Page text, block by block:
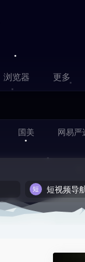
浏览器 更多
国美 网易严
短视频导